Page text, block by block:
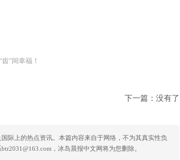
”间幸福！
下一篇：没有了
际上的热点资讯。本篇内容来自于网络，不为其真实性负
，冰岛晨报中文网将为您删除。